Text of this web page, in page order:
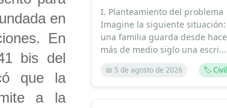
I. Planteamiento del problema
Imagine la siguiente situación:
una familia guarda desde hace
más de medio siglo una escri...
📅 5 de agosto de 2026 🏷️ Civil